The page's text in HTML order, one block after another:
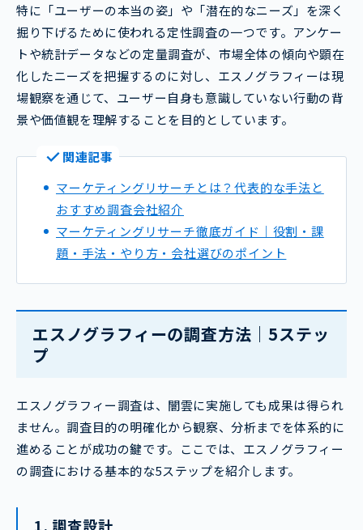
特に「ユーザーの本当の姿」や「潜在的なニーズ」を深く
掘り下げるために使われる定性調査の一つです。アンケー
トや統計データなどの定量調査が、市場全体の傾向や顕在
化したニーズを把握するのに対し、エスノグラフィーは現
場観察を通じて、ユーザー自身も意識していない行動の背
景や価値観を理解することを目的としています。
関連記事
マーケティングリサーチとは？代表的な手法と
おすすめ調査会社紹介
マーケティングリサーチ徹底ガイド｜役割・課
題・手法・やり方・会社選びのポイント
エスノグラフィーの調査方法｜5ステッ
プ
エスノグラフィー調査は、闇雲に実施しても成果は得られ
ません。調査目的の明確化から観察、分析までを体系的に
進めることが成功の鍵です。ここでは、エスノグラフィー
の調査における基本的な5ステップを紹介します。
1. 調査設計